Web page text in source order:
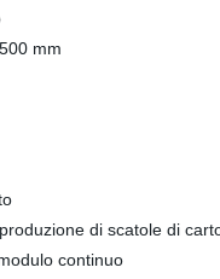
mm
di scatole di
continuo